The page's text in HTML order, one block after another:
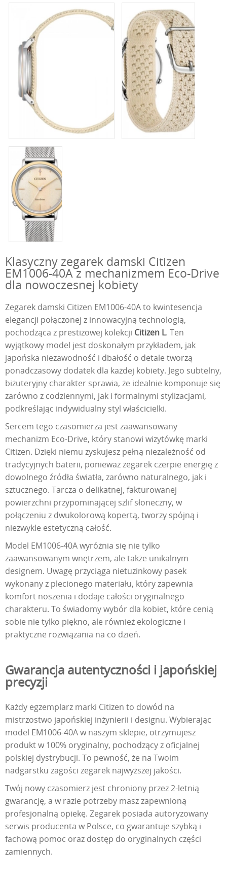
Klasyczny zegarek damski Citizen
EM1006-40A z mechanizmem Eco-Drive
dla nowoczesnej kobiety
Zegarek damski Citizen EM1006-40A to kwintesencja
elegancji połączonej z innowacyjną technologią,
pochodząca z prestiżowej kolekcji Citizen L. Ten
wyjątkowy model jest doskonałym przykładem, jak
japońska niezawodność i dbałość o detale tworzą
ponadczasowy dodatek dla każdej kobiety. Jego subtelny,
biżuteryjny charakter sprawia, że idealnie komponuje się
zarówno z codziennymi, jak i formalnymi stylizacjami,
podkreślając indywidualny styl właścicielki.
Sercem tego czasomierza jest zaawansowany
mechanizm Eco-Drive, który stanowi wizytówkę marki
Citizen. Dzięki niemu zyskujesz pełną niezależność od
tradycyjnych baterii, ponieważ zegarek czerpie energię z
dowolnego źródła światła, zarówno naturalnego, jak i
sztucznego. Tarcza o delikatnej, fakturowanej
powierzchni przypominającej szlif słoneczny, w
połączeniu z dwukolorową kopertą, tworzy spójną i
niezwykle estetyczną całość.
Model EM1006-40A wyróżnia się nie tylko
zaawansowanym wnętrzem, ale także unikalnym
designem. Uwagę przyciąga nietuzinkowy pasek
wykonany z plecionego materiału, który zapewnia
komfort noszenia i dodaje całości oryginalnego
charakteru. To świadomy wybór dla kobiet, które cenią
sobie nie tylko piękno, ale również ekologiczne i
praktyczne rozwiązania na co dzień.
Gwarancja autentyczności i japońskiej
precyzji
Każdy egzemplarz marki Citizen to dowód na
mistrzostwo japońskiej inżynierii i designu. Wybierając
model EM1006-40A w naszym sklepie, otrzymujesz
produkt w 100% oryginalny, pochodzący z oficjalnej
polskiej dystrybucji. To pewność, że na Twoim
nadgarstku zagości zegarek najwyższej jakości.
Twój nowy czasomierz jest chroniony przez 2-letnią
gwarancję, a w razie potrzeby masz zapewnioną
profesjonalną opiekę. Zegarek posiada autoryzowany
serwis producenta w Polsce, co gwarantuje szybką i
fachową pomoc oraz dostęp do oryginalnych części
zamiennych.